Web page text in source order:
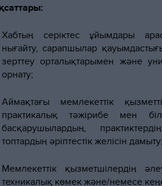
Хабтың серіктес ұйымдары
нығайту, сарапшылар
зерттеу орталықтарымен және
орнату;
Аймақтағы мемлекеттік
практикалық тәжірибе мен
басқарушылардың,
топтардың әріптестік желісін дамыту;
Мемлекеттік қызметшілердің
техникалық көмек және/немесе